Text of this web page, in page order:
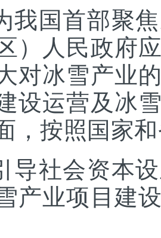
我国首部聚
）人民政府
对冰雪产业
设运营及冰
，按照国家
导社会资本
产业项目建